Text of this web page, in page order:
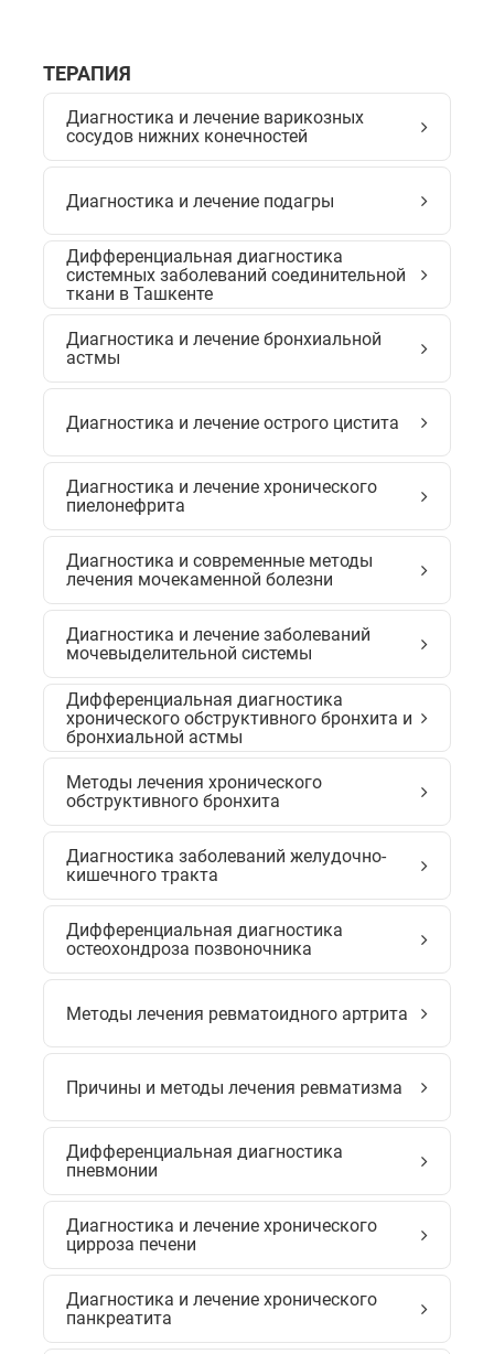
ТЕРАПИЯ
Диагностика и лечение варикозных
сосудов нижних конечностей
Диагностика и лечение подагры
Дифференциальная диагностика
системных заболеваний соединительной
ткани в Ташкенте
Диагностика и лечение бронхиальной
астмы
Диагностика и лечение острого цистита
Диагностика и лечение хронического
пиелонефрита
Диагностика и современные методы
лечения мочекаменной болезни
Диагностика и лечение заболеваний
мочевыделительной системы
Дифференциальная диагностика
хронического обструктивного бронхита и
бронхиальной астмы
Методы лечения хронического
обструктивного бронхита
Диагностика заболеваний желудочно-
кишечного тракта
Дифференциальная диагностика
остеохондроза позвоночника
Методы лечения ревматоидного артрита
Причины и методы лечения ревматизма
Дифференциальная диагностика
пневмонии
Диагностика и лечение хронического
цирроза печени
Диагностика и лечение хронического
панкреатита